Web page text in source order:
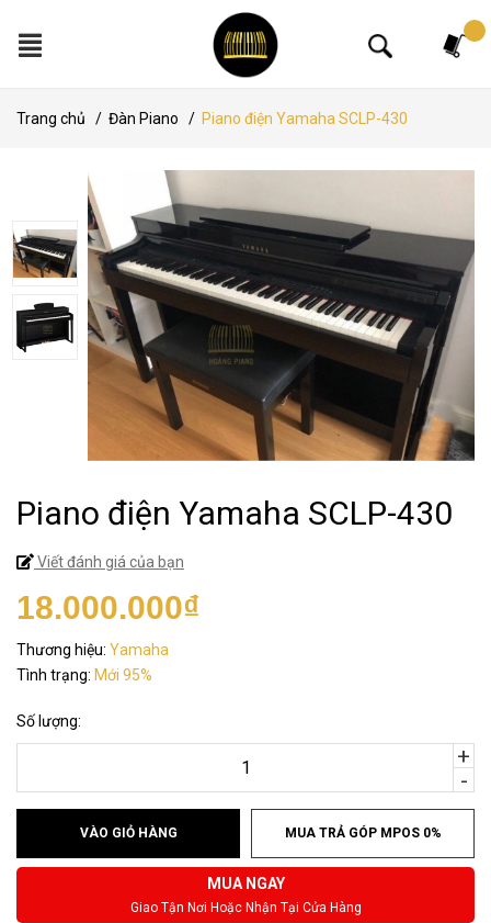
Trang chủ / Đàn Piano / Piano điện Yamaha SCLP-430
Piano điện Yamaha SCLP-430
Viết đánh giá của bạn
18.000.000₫
Thương hiệu: Yamaha
Tình trạng: Mới 95%
Số lượng:
-
+
VÀO GIỎ HÀNG MUA TRẢ GÓP MPOS 0%
MUA NGAY
Giao Tận Nơi Hoặc Nhận Tại Cửa Hàng